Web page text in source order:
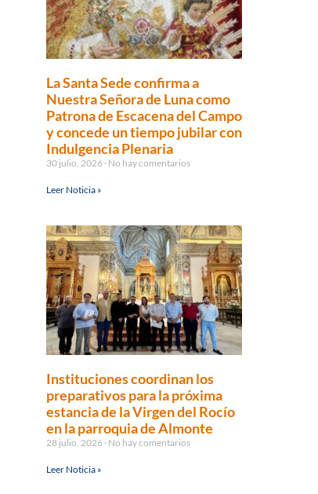
La Santa Sede confirma a
Nuestra Señora de Luna como
Patrona de Escacena del Campo
y concede un tiempo jubilar con
Indulgencia Plenaria
30 julio, 2026 No hay comentarios
Leer Noticia »
Instituciones coordinan los
preparativos para la próxima
estancia de la Virgen del Rocío
en la parroquia de Almonte
28 julio, 2026 No hay comentarios
Leer Noticia »